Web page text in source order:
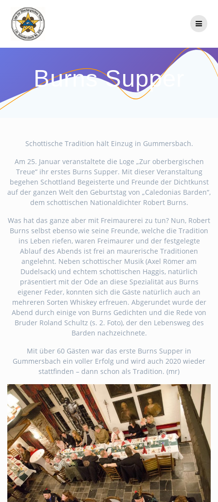
Burns Supper
Schottische Tradition hält Einzug in Gummersbach.
Am 25. Januar veranstaltete die Loge „Zur oberbergischen
Treue“ ihr erstes Burns Supper. Mit dieser Veranstaltung
begehen Schottland Begeisterte und Freunde der Dichtkunst
auf der ganzen Welt den Geburtstag von „Caledonias Barden“,
dem schottischen Nationaldichter Robert Burns.
Was hat das ganze aber mit Freimaurerei zu tun? Nun, Robert
Burns selbst ebenso wie seine Freunde, welche die Tradition
ins Leben riefen, waren Freimaurer und der festgelegte
Ablauf des Abends ist frei an maurerische Traditionen
angelehnt. Neben schottischer Musik (Axel Römer am
Dudelsack) und echtem schottischen Haggis, natürlich
präsentiert mit der Ode an diese Spezialität aus Burns
eigener Feder, konnten sich die Gäste natürlich auch an
mehreren Sorten Whiskey erfreuen. Abgerundet wurde der
Abend durch einige von Burns Gedichten und die Rede von
Bruder Roland Schultz (s. 2. Foto), der den Lebensweg des
Barden nachzeichnete.
Mit über 60 Gästen war das erste Burns Supper in
Gummersbach ein voller Erfolg und wird auch 2020 wieder
stattfinden – dann schon als Tradition. (mr)